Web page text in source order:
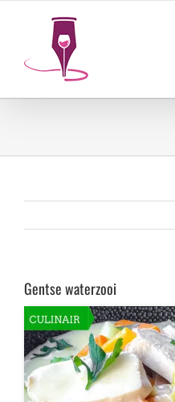
Gentse waterzooi